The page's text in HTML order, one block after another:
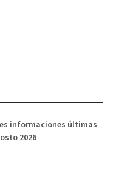
informaciones últimas
2026